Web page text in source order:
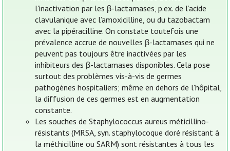
l'inactivation par les β-lactamases, p.ex. de l’acide
clavulanique avec l’amoxicilline, ou du tazobactam
avec la pipéracilline. On constate toutefois une
prévalence accrue de nouvelles β-lactamases qui ne
peuvent pas toujours être inactivées par les
inhibiteurs des β-lactamases disponibles. Cela pose
surtout des problèmes vis-à-vis de germes
pathogènes hospitaliers; même en dehors de l'hôpital,
la diffusion de ces germes est en augmentation
constante.
Les souches de Staphylococcus aureus méticillino-
résistants (MRSA, syn. staphylocoque doré résistant à
la méthicilline ou SARM) sont résistantes à tous les